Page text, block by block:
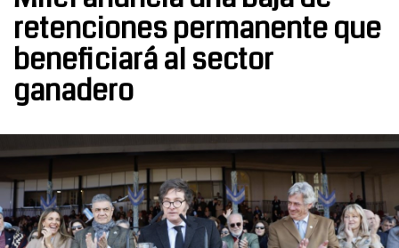
retenciones permanente que
beneficiará al sector
ganadero